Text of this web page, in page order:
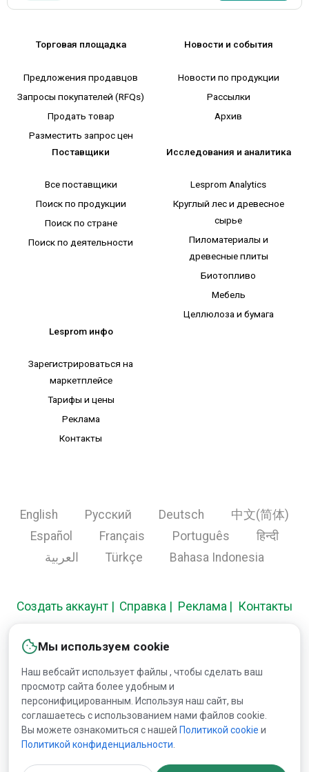
Мы используем cookie
Наш вебсайт использует файлы , чтобы сделать ваш
просмотр сайта более удобным и
персонифицированным. Используя наш сайт, вы
соглашаетесь с использованием нами файлов cookie.
Вы можете ознакомиться с нашей Политикой сookie и
Политикой конфиденциальности
Торговая площадка
Предложения продавцов
Запросы покупателей (RFQs)
Продать товар
Разместить запрос цен
Новости и события
Новости по продукции
Рассылки
Архив
Поставщики
Все поставщики
Поиск по продукции
Поиск по стране
Поиск по деятельности
Исследования и аналитика
Lesprom Analytics
Круглый лес и древесное
сырье
Пиломатериалы и
древесные плиты
Биотопливо
Мебель
Целлюлоза и бумага
Lesprom инфо
Зарегистрироваться на
маркетплейсе
Тарифы и цены
Реклама
Контакты
English Русский Deutsch
中文(简体)
Español
Français Português
हिन्दी
العربية
Türkçe Bahasa Indonesia
Создать аккаунт Справка Реклама Контакты
Copyright © 2000-2026 Lesprom Network. Все права
защищены.
Запрещена публикация информации сайта без
получения предварительного одобрения публикации от
Lesprom Network.